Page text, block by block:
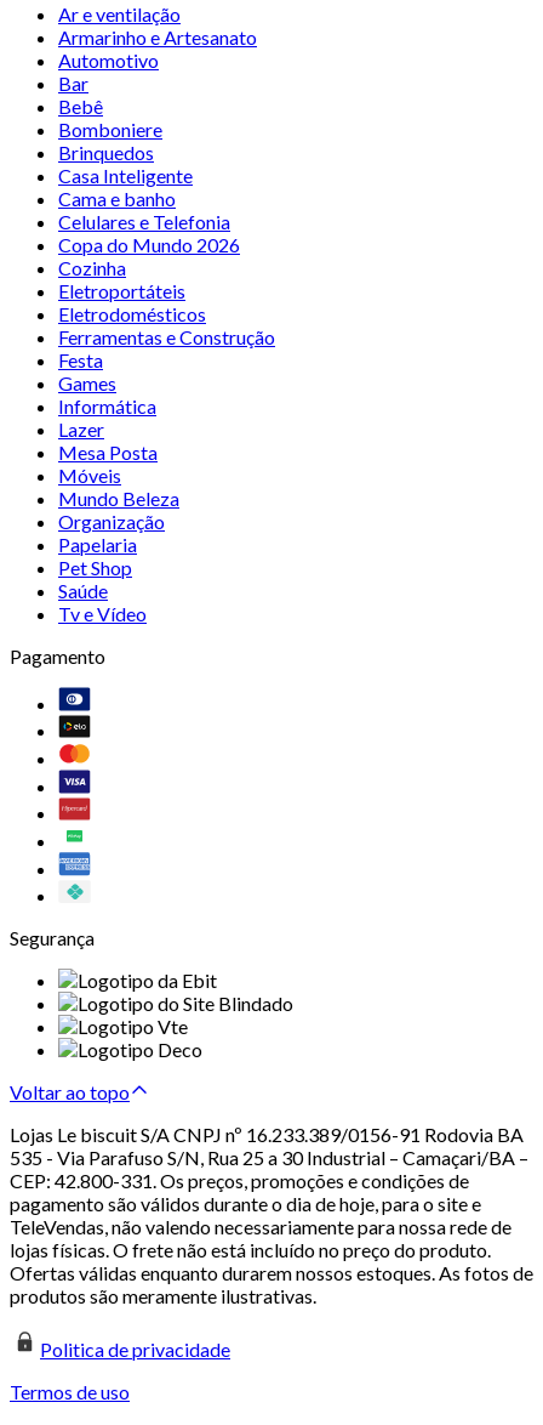
Ar e ventilação
Armarinho e Artesanato
Automotivo
Bar
Bebê
Bomboniere
Brinquedos
Casa Inteligente
Cama e banho
Celulares e Telefonia
Copa do Mundo 2026
Cozinha
Eletroportáteis
Eletrodomésticos
Ferramentas e Construção
Festa
Games
Informática
Lazer
Mesa Posta
Móveis
Mundo Beleza
Organização
Papelaria
Pet Shop
Saúde
Tv e Vídeo
Pagamento
Segurança
Voltar ao topo
Lojas Le biscuit S/A CNPJ nº 16.233.389/0156-91 Rodovia BA
535 - Via Parafuso S/N, Rua 25 a 30 Industrial – Camaçari/BA –
CEP: 42.800-331. Os preços, promoções e condições de
pagamento são válidos durante o dia de hoje, para o site e
TeleVendas, não valendo necessariamente para nossa rede de
lojas físicas. O frete não está incluído no preço do produto.
Ofertas válidas enquanto durarem nossos estoques. As fotos de
produtos são meramente ilustrativas.
Politica de privacidade
Termos de uso